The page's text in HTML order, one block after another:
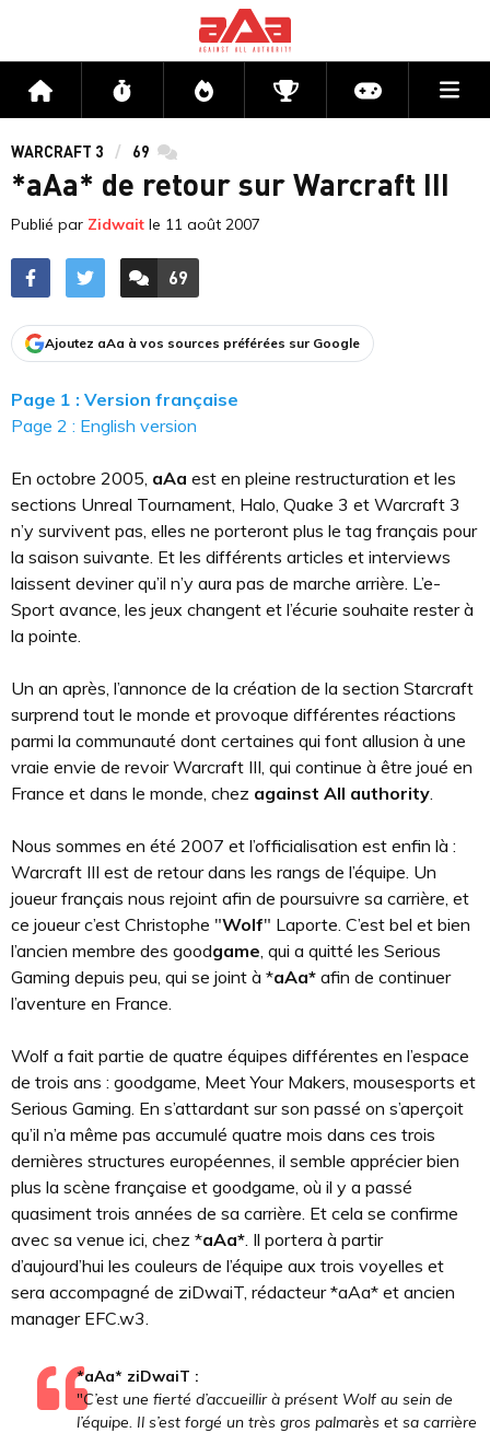
Accueil Flux Directs CompétitionsActu jeux
WARCRAFT 3 69 commentaires
*aAa* de retour sur Warcraft III
Publié par Zidwait le 11 août 2007
ACCÉDER AUX
69
COMMENTAIRES
Ajoutez aAa à vos sources préférées sur Google
Page 1 : Version française
Page 2 : English version
En octobre 2005, aAa est en pleine restructuration et les
sections Unreal Tournament, Halo, Quake 3 et Warcraft 3
n’y survivent pas, elles ne porteront plus le tag français pour
la saison suivante. Et les différents articles et interviews
laissent deviner qu’il n’y aura pas de marche arrière. L’e-
Sport avance, les jeux changent et l’écurie souhaite rester à
la pointe.
Un an après, l’annonce de la création de la section Starcraft
surprend tout le monde et provoque différentes réactions
parmi la communauté dont certaines qui font allusion à une
vraie envie de revoir Warcraft III, qui continue à être joué en
France et dans le monde, chez against All authority.
Nous sommes en été 2007 et l’officialisation est enfin là :
Warcraft III est de retour dans les rangs de l’équipe. Un
joueur français nous rejoint afin de poursuivre sa carrière, et
ce joueur c’est Christophe "Wolf" Laporte. C’est bel et bien
l’ancien membre des goodgame, qui a quitté les Serious
Gaming depuis peu, qui se joint à *aAa* afin de continuer
l’aventure en France.
Wolf a fait partie de quatre équipes différentes en l’espace
de trois ans : goodgame, Meet Your Makers, mousesports et
Serious Gaming. En s’attardant sur son passé on s’aperçoit
qu’il n’a même pas accumulé quatre mois dans ces trois
dernières structures européennes, il semble apprécier bien
plus la scène française et goodgame, où il y a passé
quasiment trois années de sa carrière. Et cela se confirme
avec sa venue ici, chez *aAa*. Il portera à partir
d’aujourd’hui les couleurs de l’équipe aux trois voyelles et
sera accompagné de ziDwaiT, rédacteur *aAa* et ancien
manager EFC.w3.
*aAa* ziDwaiT :
"C’est une fierté d’accueillir à présent Wolf au sein de
l’équipe. Il s’est forgé un très gros palmarès et sa carrière